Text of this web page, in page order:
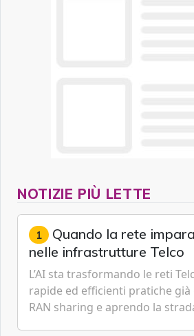
NOTIZIE PIÙ LETTE
1 Quando la rete
nelle infrastrutture Telco
L’AI sta trasformando le reti
rapide ed efficienti pratiche già
RAN sharing e aprendo la